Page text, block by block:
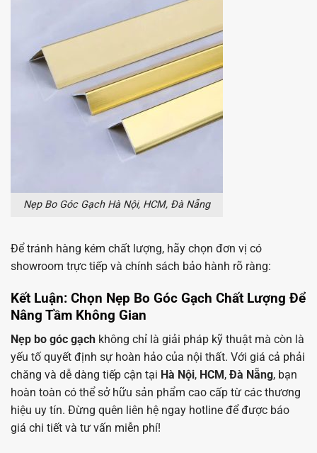
Nẹp Bo Góc Gạch Hà Nội, HCM, Đà Nẵng
Để tránh hàng kém chất lượng, hãy chọn đơn vị có
showroom trực tiếp và chính sách bảo hành rõ ràng:
Kết Luận: Chọn Nẹp Bo Góc Gạch Chất Lượng Để
Nâng Tầm Không Gian
Nẹp bo góc gạch không chỉ là giải pháp kỹ thuật mà còn là
yếu tố quyết định sự hoàn hảo của nội thất. Với giá cả phải
chăng và dễ dàng tiếp cận tại Hà Nội, HCM , Đà Nẵng, bạn
hoàn toàn có thể sở hữu sản phẩm cao cấp từ các thương
hiệu uy tín. Đừng quên liên hệ ngay hotline để được báo
giá chi tiết và tư vấn miễn phí!